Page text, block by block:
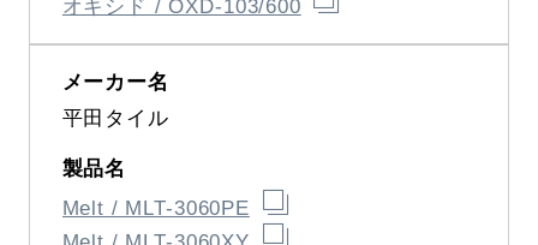
オキシド / OXD-103/600
平田タイル
Melt / MLT-3060PE